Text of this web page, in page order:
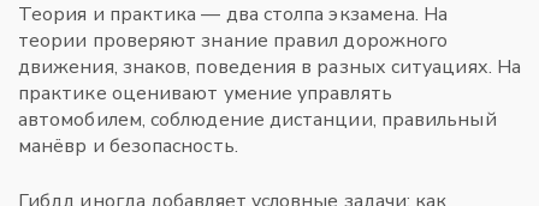
Теория и практика — два столпа экзамена. На
теории проверяют знание правил дорожного
движения, знаков, поведения в разных ситуациях. На
практике оценивают умение управлять
автомобилем, соблюдение дистанции, правильный
манёвр и безопасность.